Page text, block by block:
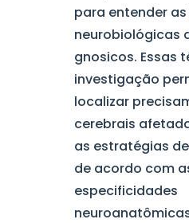
para entender
neurobiológicas
gnosicos. Essas
investigação
localizar
cerebrais
as estratégias
de acordo com
especificidades